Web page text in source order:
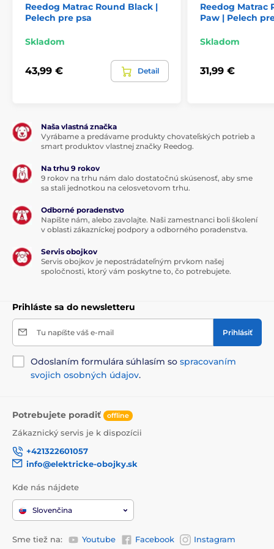
tabuľka. (*Naše matrace Reedog sú ručne šité, a tak sa
môže stať, že veľkosť sa bude mierne líšiť, maximálne
však o 2 - 4 cm.)
Technické špecifikácie sa môžu zmeniť bez
výslovného upozornenia. Obrázky majú iba ilustratívny
Pelechy a búdy Matrace
Pre malé psy
Pre velké psy
Reedog Matrac Round Black |
Pelech pre psa
Skladom
43,99 € Detail
Reedog Matrac
Paw | Pelech
Skladom
31,99 €
Naša vlastná značka
Vyrábame a predávame produkty chovateľských potrieb a
smart produktov vlastnej značky Reedog.
Na trhu 9 rokov
9 rokov na trhu nám dalo dostatočnú skúsenosť, aby sme
sa stali jednotkou na celosvetovom trhu.
Odborné poradenstvo
Napíšte nám, alebo zavolajte. Naši zamestnanci boli školení
v oblasti zákazníckej podpory a odborného poradenstva.
Servis obojkov
Servis obojkov je nepostrádateľným prvkom našej
spoločnosti, ktorý vám poskytne to, čo potrebujete.
Prihláste sa do newsletteru
Tu napíšte váš e-mail Prihlásiť
Odoslaním formulára súhlasím so spracovaním
svojich osobných údajov.
Potrebujete poradiť offline
Zákaznický servis je k dispozícii
+421322601057
info@elektricke-obojky.sk
Kde nás nájdete
Slovenčina
Sme tiež na: Youtube Facebook Instagram